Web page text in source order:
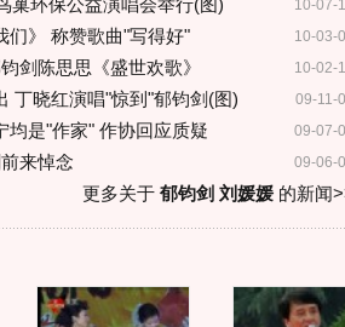
10-07-
巢环保公益演唱会举行(图)
10-03-
们》 称赞歌曲"写得好"
10-02-
剑陈思思《盛世欢歌》
09-11-
丁晓红演唱"惊到"郁钧剑(图)
09-07-
均是"作家" 作协回应质疑
09-06-
来悼念
更多关于 郁钧剑 刘媛媛的新闻